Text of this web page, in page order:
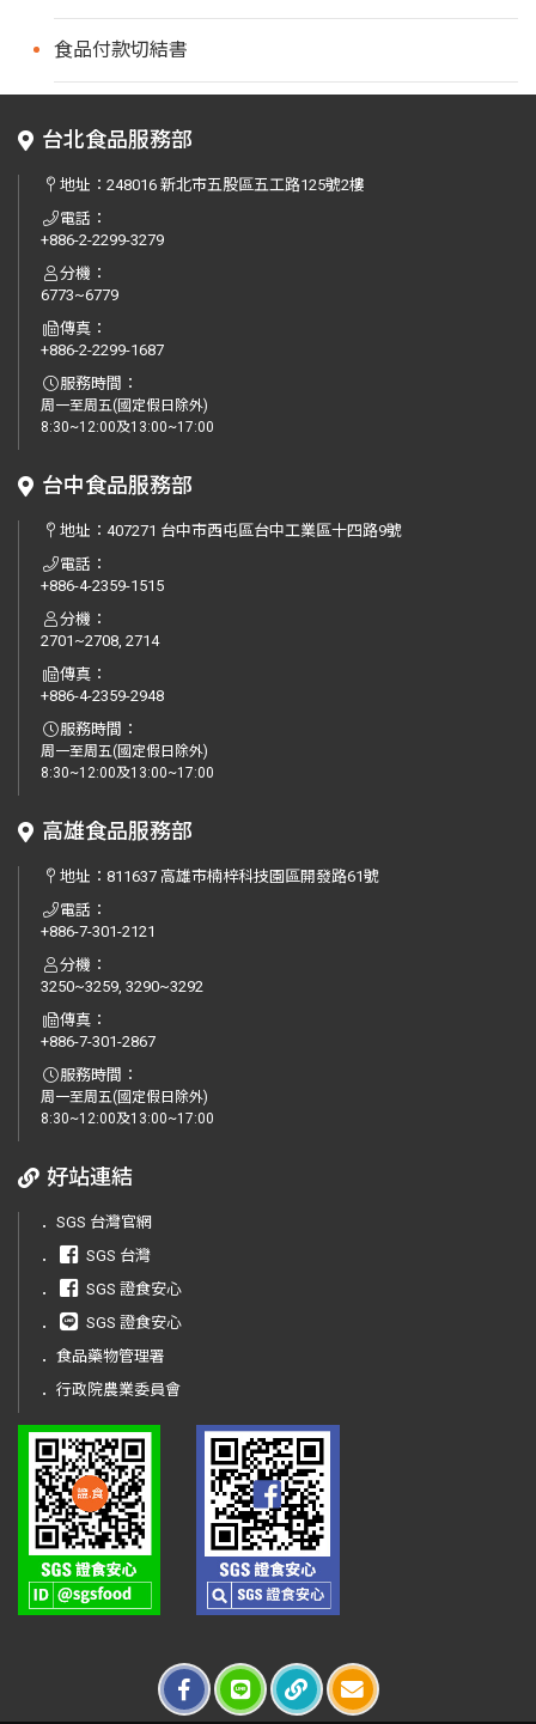
食品付款切結書
台北食品服務部
地址：248016 新北市五股區五工路125號2樓
電話：
+886-2-2299-3279
分機：
6773~6779
傳真：
+886-2-2299-1687
服務時間：
周一至周五(國定假日除外)
8:30~12:00及13:00~17:00
台中食品服務部
地址：407271 台中市西屯區台中工業區十四路9號
電話：
+886-4-2359-1515
分機：
2701~2708, 2714
傳真：
+886-4-2359-2948
服務時間：
周一至周五(國定假日除外)
8:30~12:00及13:00~17:00
高雄食品服務部
地址：811637 高雄市楠梓科技園區開發路61號
電話：
+886-7-301-2121
分機：
3250~3259, 3290~3292
傳真：
+886-7-301-2867
服務時間：
周一至周五(國定假日除外)
8:30~12:00及13:00~17:00
好站連結
． SGS 台灣官網
．
SGS 台灣
．
SGS 證食安心
．
SGS 證食安心
． 食品藥物管理署
． 行政院農業委員會